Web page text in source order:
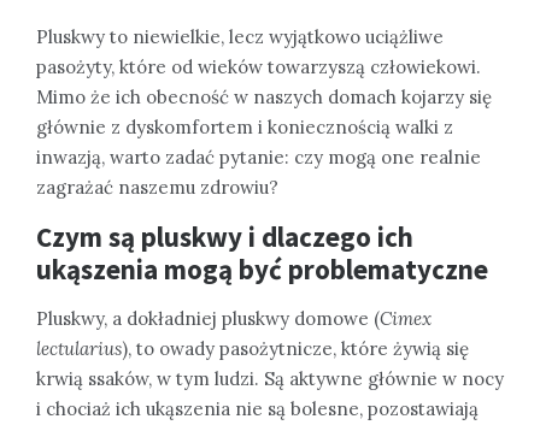
Pluskwy to niewielkie, lecz wyjątkowo uciążliwe
pasożyty, które od wieków towarzyszą człowiekowi.
Mimo że ich obecność w naszych domach kojarzy się
głównie z dyskomfortem i koniecznością walki z
inwazją, warto zadać pytanie: czy mogą one realnie
zagrażać naszemu zdrowiu?
Czym są pluskwy i dlaczego ich
ukąszenia mogą być problematyczne
Pluskwy, a dokładniej pluskwy domowe (Cimex
lectularius), to owady pasożytnicze, które żywią się
krwią ssaków, w tym ludzi. Są aktywne głównie w nocy
i chociaż ich ukąszenia nie są bolesne, pozostawiają